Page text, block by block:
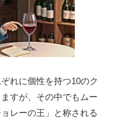
れに個性を持つ10のク
すが、その中でもムー
レーの王」と称される